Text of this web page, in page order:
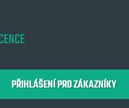
PŘIHLÁŠENÍ PRO ZÁKAZNÍKY